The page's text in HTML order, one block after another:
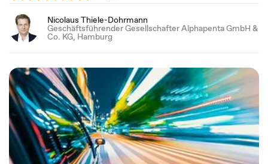
Nicolaus Thiele-Dohrmann
Geschäftsführender Gesellschafter Alphapenta GmbH &
Co. KG, Hamburg